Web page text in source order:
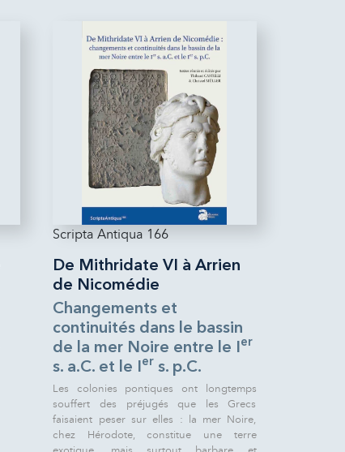
Scripta Antiqua 166
De Mithridate VI à Arrien
de Nicomédie
Changements et
continuités dans le bassin
de la mer Noire entre le I
er
s. a.C. et le I er s. p.C.
Les colonies pontiques ont longtemps
souffert des préjugés que les Grecs
faisaient peser sur elles : la mer Noire,
chez Hérodote, constitue une terre